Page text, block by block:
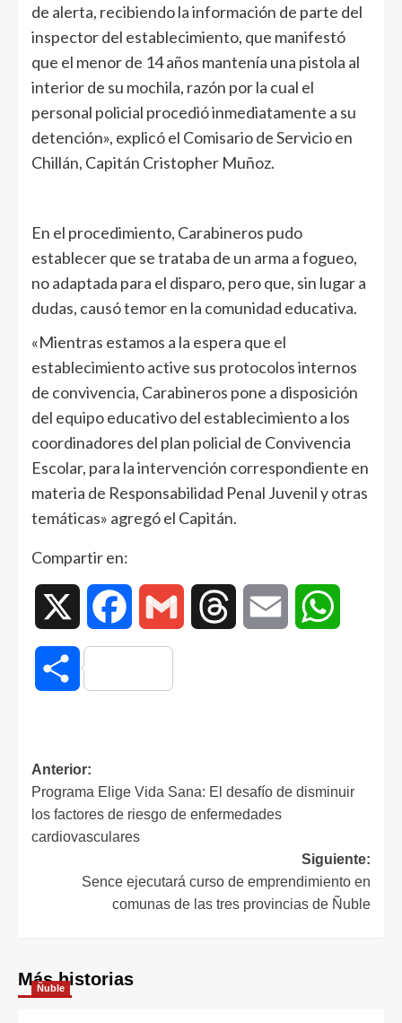
de alerta, recibiendo la información de parte del
inspector del establecimiento, que manifestó
que el menor de 14 años mantenía una pistola al
interior de su mochila, razón por la cual el
personal policial procedió inmediatamente a su
detención», explicó el Comisario de Servicio en
Chillán, Capitán Cristopher Muñoz.
En el procedimiento, Carabineros pudo
establecer que se trataba de un arma a fogueo,
no adaptada para el disparo, pero que, sin lugar a
dudas, causó temor en la comunidad educativa.
«Mientras estamos a la espera que el
establecimiento active sus protocolos internos
de convivencia, Carabineros pone a disposición
del equipo educativo del establecimiento a los
coordinadores del plan policial de Convivencia
Escolar, para la intervención correspondiente en
materia de Responsabilidad Penal Juvenil y otras
temáticas» agregó el Capitán.
Compartir en:
Facebook Gmail Threads Email
Compartir
Anterior:
Programa Elige Vida Sana: El desafío de disminuir
los factores de riesgo de enfermedades
cardiovasculares
Siguiente:
Sence ejecutará curso de emprendimiento en
comunas de las tres provincias de Ñuble
Más historias
Ñuble